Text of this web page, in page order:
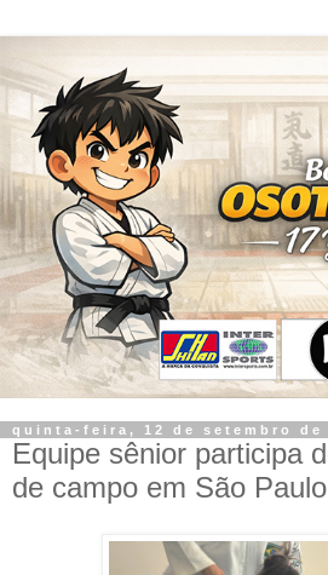
quinta-feira, 12 de setembro de
Equipe sênior participa
de campo em São